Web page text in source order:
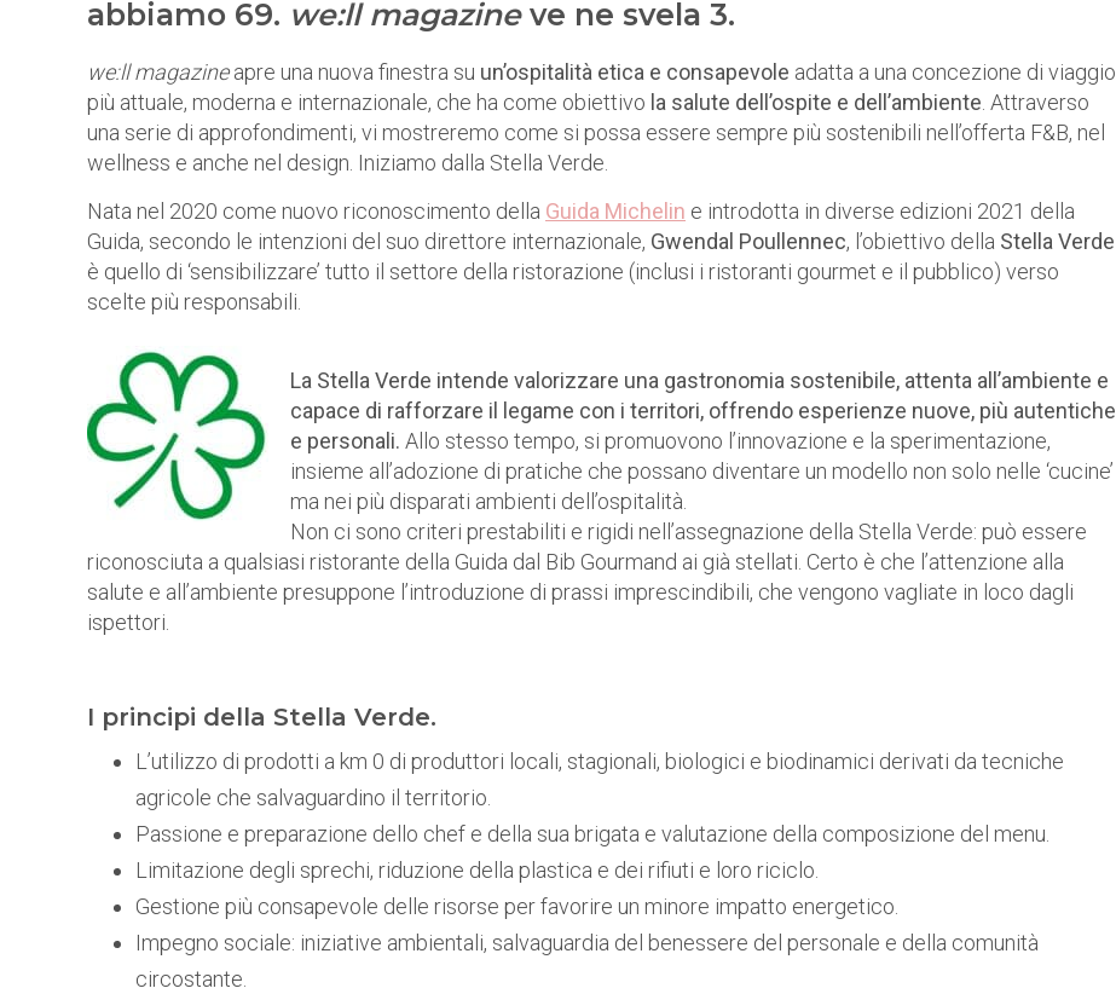
abbiamo 69. we:ll magazineve ne svela 3.
we:ll magazineapre una nuova finestra su un’ospitalità etica e consapevole adatta a una concezione di viaggio
più attuale, moderna e internazionale, che ha come obiettivo la salute dell’ospite e dell’ambiente. Attraverso
una serie di approfondimenti, vi mostreremo come si possa essere sempre più sostenibili nell’offerta F&B, nel
wellness e anche nel design. Iniziamo dalla Stella Verde.
Nata nel 2020 come nuovo riconoscimento della Guida Michelin e introdotta in diverse edizioni 2021 della
Guida, secondo le intenzioni del suo direttore internazionale, Gwendal Poullennec, l’obiettivo della Stella Verde
è quello di ‘sensibilizzare’ tutto il settore della ristorazione (inclusi i ristoranti gourmet e il pubblico) verso
scelte più responsabili.
La Stella Verde intende valorizzare una gastronomia sostenibile, attenta all’ambiente e
capace di rafforzare il legame con i territori, offrendo esperienze nuove, più autentiche
e personali. Allo stesso tempo, si promuovono l’innovazione e la sperimentazione,
insieme all’adozione di pratiche che possano diventare un modello non solo nelle ‘cucine’
ma nei più disparati ambienti dell’ospitalità.
Non ci sono criteri prestabiliti e rigidi nell’assegnazione della Stella Verde: può essere
riconosciuta a qualsiasi ristorante della Guida dal Bib Gourmand ai già stellati. Certo è che l’attenzione alla
salute e all’ambiente presuppone l’introduzione di prassi imprescindibili, che vengono vagliate in loco dagli
ispettori.
I principi della Stella Verde.
L’utilizzo di prodotti a km 0 di produttori locali, stagionali, biologici e biodinamici derivati da tecniche
agricole che salvaguardino il territorio.
Passione e preparazione dello chef e della sua brigata e valutazione della composizione del menu.
Limitazione degli sprechi, riduzione della plastica e dei rifiuti e loro riciclo.
Gestione più consapevole delle risorse per favorire un minore impatto energetico.
Impegno sociale: iniziative ambientali, salvaguardia del benessere del personale e della comunità
circostante.